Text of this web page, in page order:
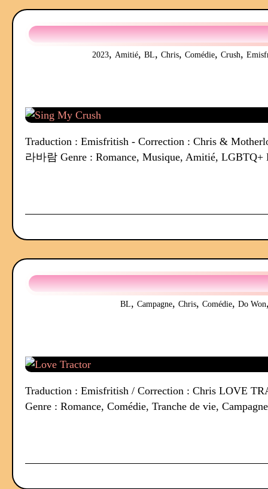
2023, Amitié, BL, Chris, Comédie, Crush,
Traduction : Emisfritish - Correction : Chris &
라바람 Genre : Romance, Musique, Amitié, LGBTQ+
BL, Campagne, Chris, Comédie, Do Won
Traduction : Emisfritish / Correction : Chris LOVE
Genre : Romance, Comédie, Tranche de vie,